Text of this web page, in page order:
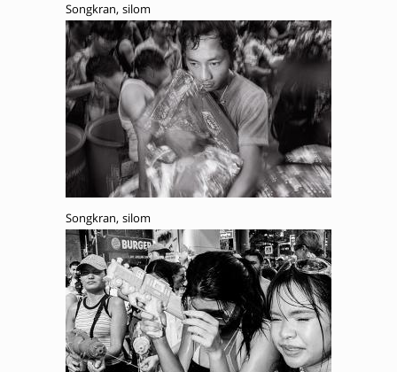
Songkran, silom
Songkran, silom